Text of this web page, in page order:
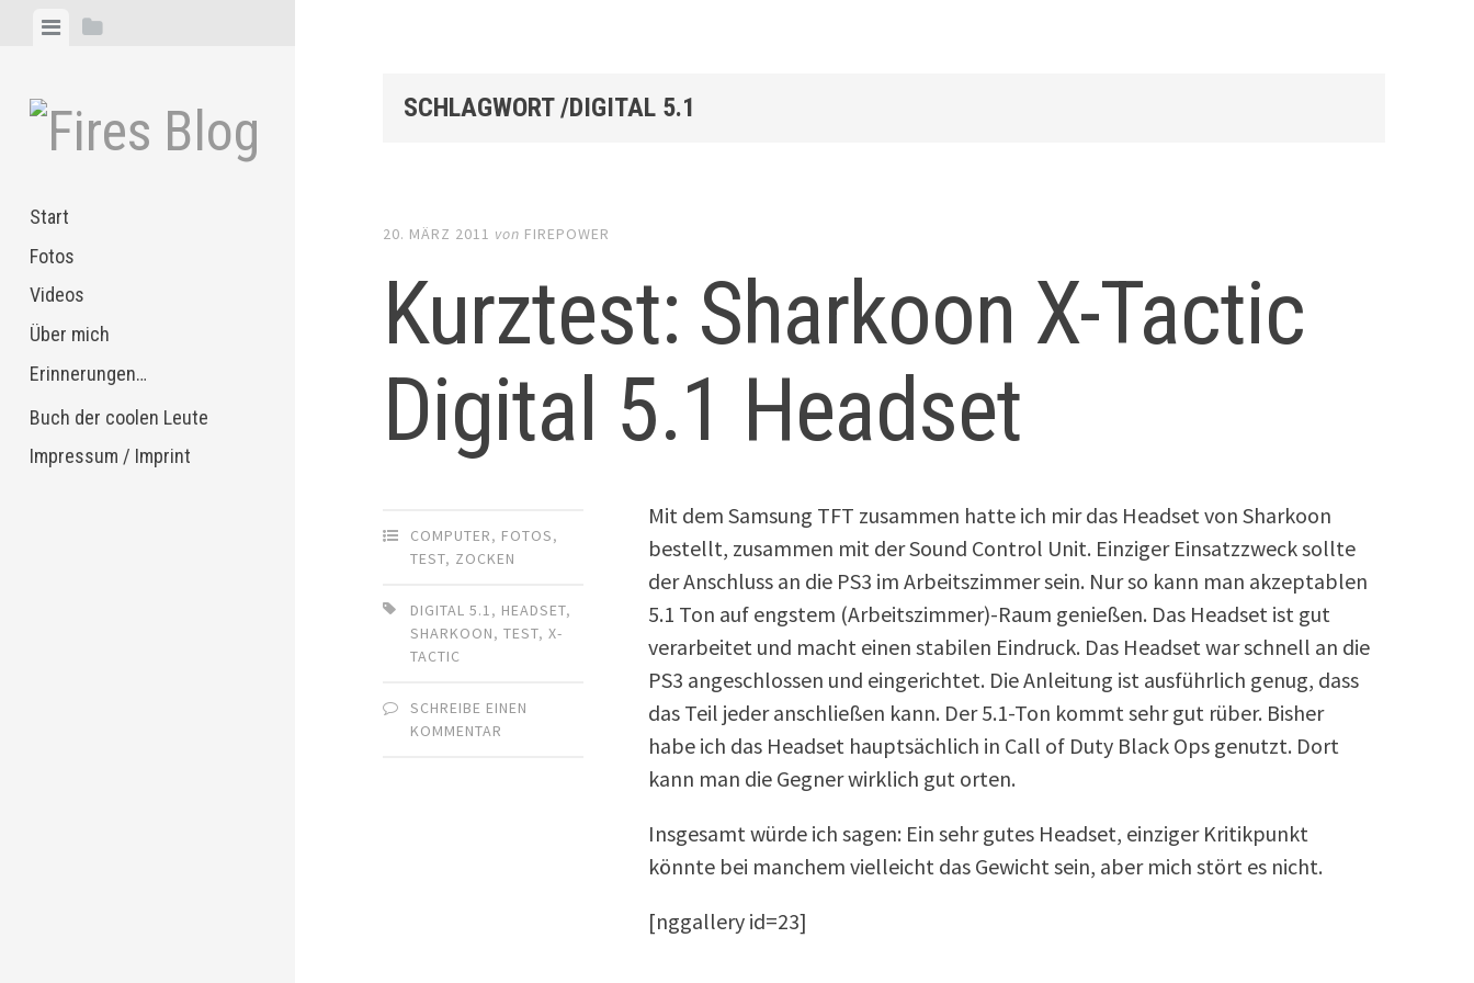
MenüSeitenleiste
Start
Fotos
Videos
Über mich
Erinnerungen…
Buch der coolen Leute
Impressum / Imprint
SCHLAGWORT /DIGITAL 5.1
20. MÄRZ 2011 von FIREPOWER
Kurztest: Sharkoon X-Tactic
Digital 5.1 Headset
COMPUTER, FOTOS,
TEST, ZOCKEN
DIGITAL 5.1, HEADSET,
SHARKOON,TEST,X-
TACTIC
SCHREIBE EINEN
KOMMENTAR
Mit dem Samsung TFT zusammen hatte ich mir das Headset von Sharkoon
bestellt, zusammen mit der Sound Control Unit. Einziger Einsatzzweck sollte
der Anschluss an die PS3 im Arbeitszimmer sein. Nur so kann man akzeptablen
5.1 Ton auf engstem (Arbeitszimmer)-Raum genießen. Das Headset ist gut
verarbeitet und macht einen stabilen Eindruck. Das Headset war schnell an die
PS3 angeschlossen und eingerichtet. Die Anleitung ist ausführlich genug, dass
das Teil jeder anschließen kann. Der 5.1-Ton kommt sehr gut rüber. Bisher
habe ich das Headset hauptsächlich in Call of Duty Black Ops genutzt. Dort
kann man die Gegner wirklich gut orten.
Insgesamt würde ich sagen: Ein sehr gutes Headset, einziger Kritikpunkt
könnte bei manchem vielleicht das Gewicht sein, aber mich stört es nicht.
[nggallery id=23]